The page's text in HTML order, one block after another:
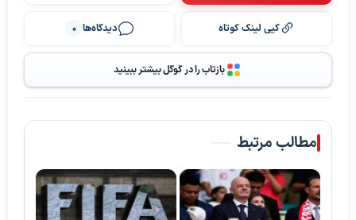
کپی لینک کوتاه دیدگاه‌ها 0
بازتاب را در گوگل بیشتر ببینید
مطالب مرتبط